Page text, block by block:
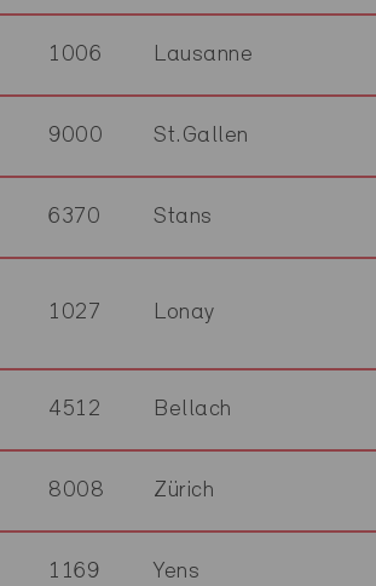
1006 Lausanne
9000 St.Gallen
6370 Stans
1027 Lonay
4512 Bellach
8008 Zürich
1169 Yens